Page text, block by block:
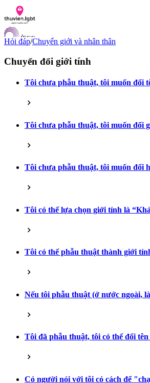
Danh sách tài liệu
Liên lạc
EN
Hỏi đáp/Chuyển giới và nhân thân
Chuyển đổi giới tính
Tôi chưa phẫu thuật, tôi muốn đổi
Tôi chưa phẫu thuật, tôi muốn đổi
Tôi chưa phẫu thuật, tôi muốn đổi
Tôi có thể lựa chọn giới tính là
Tôi có thể phẫu thuật thành giới
Nếu tôi phẫu thuật (ở nước ngoài,
Tôi đã phẫu thuật, tôi có thể đổi
Có người nói với tôi có cách để